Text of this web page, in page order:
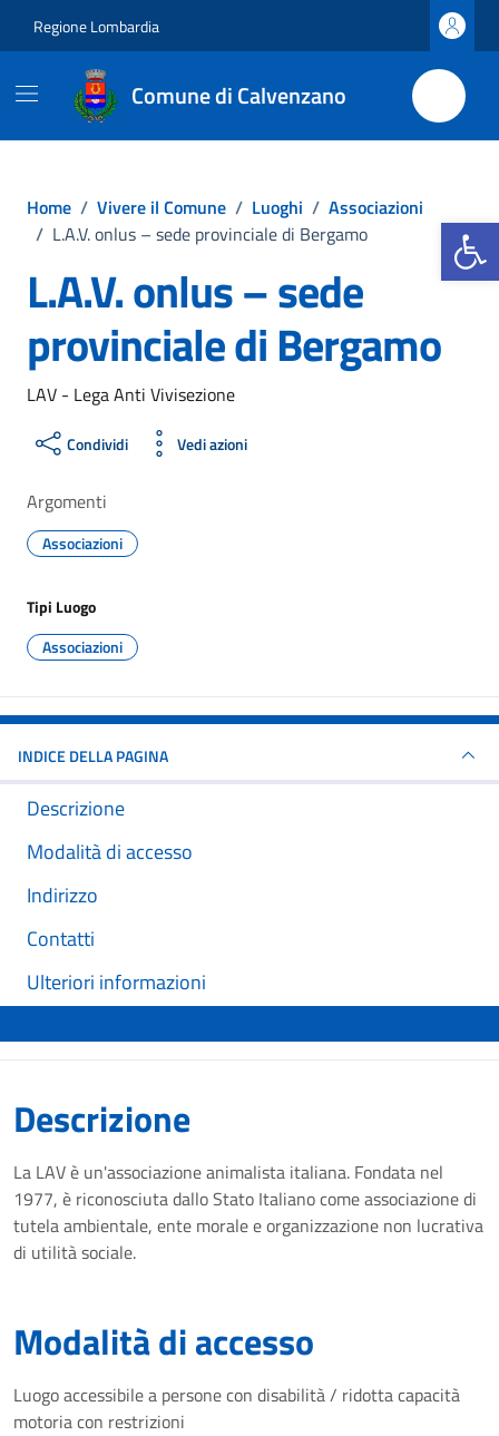
Apri la
Regione Lombardia
Comune di Calvenzano
Home / Vivere il Comune / Luoghi / Associazioni
/ L.A.V. onlus – sede provinciale di Bergamo
L.A.V. onlus – sede
provinciale di Bergamo
LAV - Lega Anti Vivisezione
Condividi Vedi azioni
Argomenti
Associazioni
Tipi Luogo
Associazioni
INDICE DELLA PAGINA
Descrizione
Modalità di accesso
Indirizzo
Contatti
Ulteriori informazioni
Descrizione
La LAV è un'associazione animalista italiana. Fondata nel
1977, è riconosciuta dallo Stato Italiano come associazione di
tutela ambientale, ente morale e organizzazione non lucrativa
di utilità sociale.
Modalità di accesso
Luogo accessibile a persone con disabilità / ridotta capacità
motoria con restrizioni